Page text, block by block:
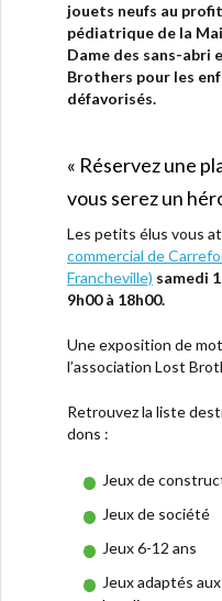
jouets neufs au
pédiatrique de la
Dame des sans-abri
Brothers pour les
défavorisés.
« Réservez une
vous serez un
Les petits élus vous
commercial de
Francheville) samedi
9h00 à 18h00.
Une exposition de
l’association Lost
Retrouvez la liste
dons :
Jeux de
Jeux de société
Jeux 6-12 ans
Jeux adaptés